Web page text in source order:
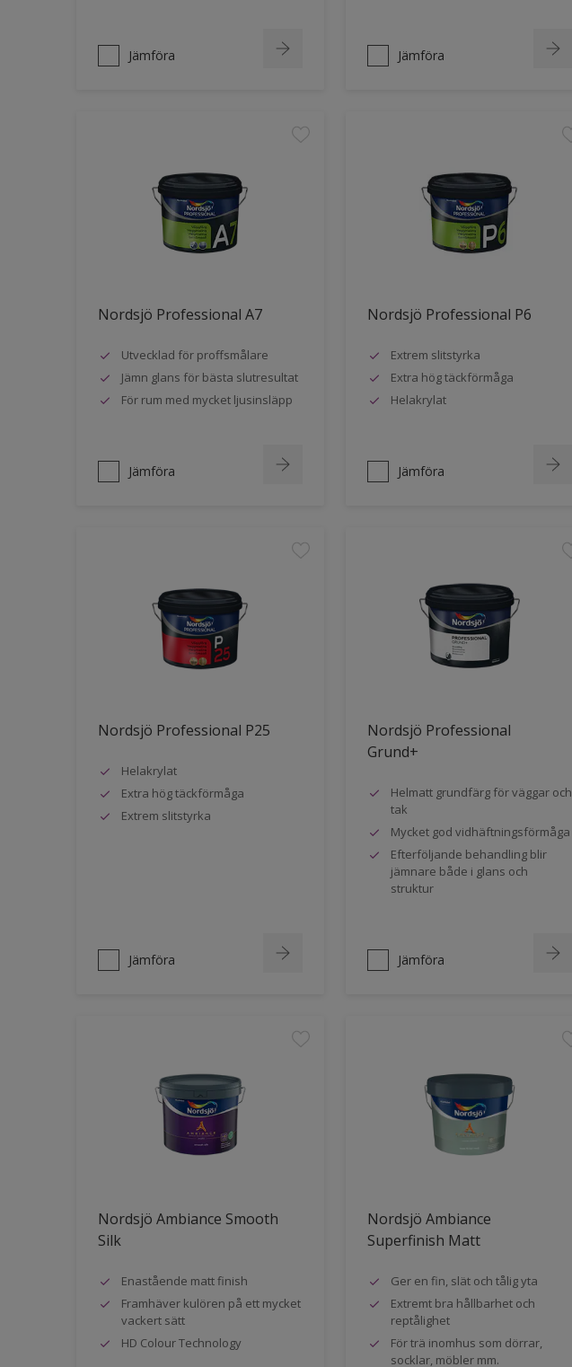
Jämföra Jämföra
Nordsjö Professional A7
Utvecklad för proffsmålare
Jämn glans för bästa slutresultat
För rum med mycket ljusinsläpp
Jämföra
Nordsjö Professional P6
Extrem slitstyrka
Extra hög täckförmåga
Helakrylat
Jämföra
Nordsjö Professional P25
Helakrylat
Extra hög täckförmåga
Extrem slitstyrka
Jämföra
Nordsjö Professional
Grund+
Helmatt grundfärg för väggar och
tak
Mycket god vidhäftningsförmåga
Efterföljande behandling blir
jämnare både i glans och
struktur
Jämföra
Nordsjö Ambiance Smooth
Silk
Enastående matt finish
Framhäver kulören på ett mycket
vackert sätt
HD Colour Technology
Nordsjö Ambiance
Superfinish Matt
Ger en fin, slät och tålig yta
Extremt bra hållbarhet och
reptålighet
För trä inomhus som dörrar,
socklar, möbler mm.